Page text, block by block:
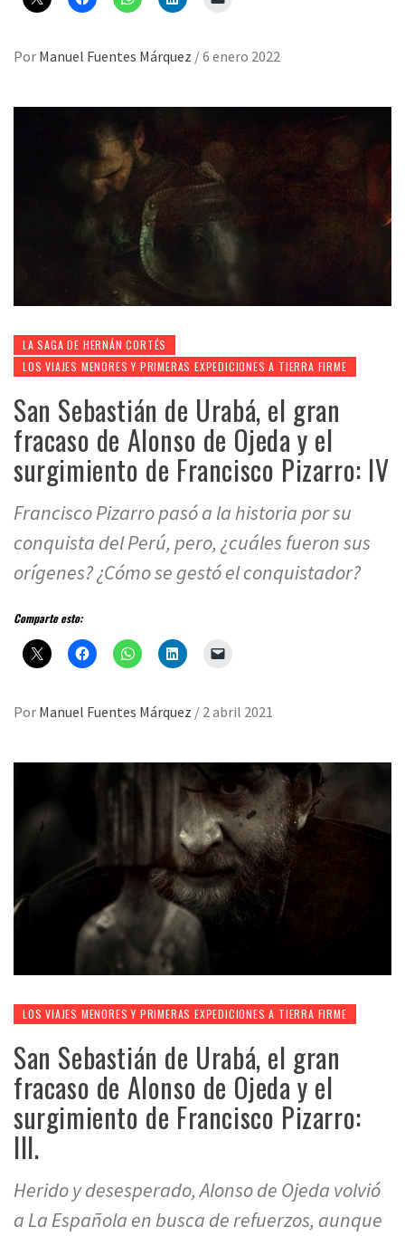
Por Manuel Fuentes Márquez /6 enero 2022
LA SAGA DE HERNÁN CORTÉS
LOS VIAJES MENORES Y PRIMERAS EXPEDICIONES A TIERRA FIRME
San Sebastián de Urabá, el gran
fracaso de Alonso de Ojeda y el
surgimiento de Francisco Pizarro: IV
Francisco Pizarro pasó a la historia por su
conquista del Perú, pero, ¿cuáles fueron sus
orígenes? ¿Cómo se gestó el conquistador?
Comparte esto:
Por Manuel Fuentes Márquez / 2 abril 2021
LOS VIAJES MENORES Y PRIMERAS EXPEDICIONES A TIERRA FIRME
San Sebastián de Urabá, el gran
fracaso de Alonso de Ojeda y el
surgimiento de Francisco Pizarro:
III.
Herido y desesperado, Alonso de Ojeda volvió
a La Española en busca de refuerzos, aunque